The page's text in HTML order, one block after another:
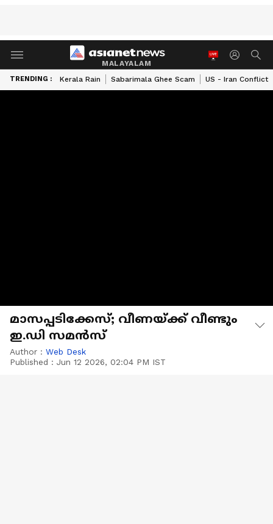
MALAYALAM
TRENDING : Kerala Rain Sabarimala Ghee Scam US - Iran Conflict
മാസപ്പടിക്കേസ്; വീണയ്ക്ക് വീണ്ടും
ഇ.ഡി സമൻസ്
Author : Web Desk
Published : Jun 12 2026, 02:04 PM IST